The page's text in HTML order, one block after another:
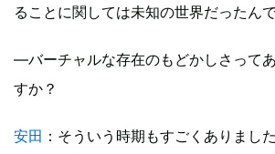
ることに関しては未知の世界だったんで
―バーチャルな存在のもどかしさって
すか？
安田 ：そういう時期もすごくありまし